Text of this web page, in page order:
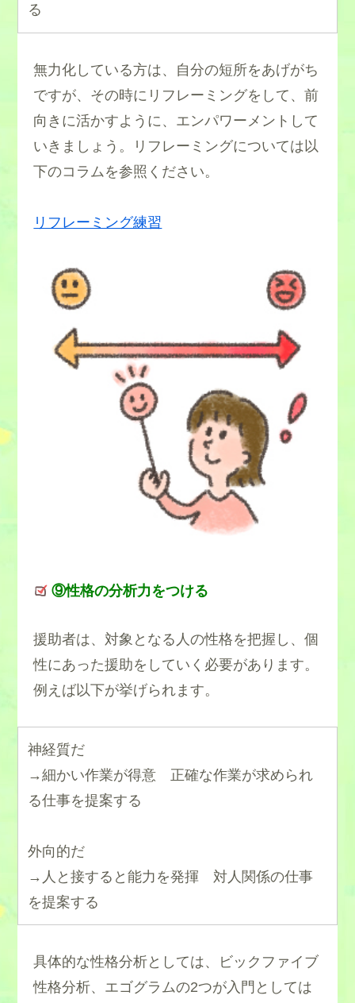
る
無力化している方は、自分の短所をあげがち
ですが、その時にリフレーミングをして、前
向きに活かすように、エンパワーメントして
いきましょう。リフレーミングについては以
下のコラムを参照ください。
リフレーミング練習
⑨性格の分析力をつける
援助者は、対象となる人の性格を把握し、個
性にあった援助をしていく必要があります。
例えば以下が挙げられます。
神経質だ
→細かい作業が得意 正確な作業が求められ
る仕事を提案する
外向的だ
→人と接すると能力を発揮 対人関係の仕事
を提案する
具体的な性格分析としては、ビックファイブ
性格分析、エゴグラムの2つが入門としては